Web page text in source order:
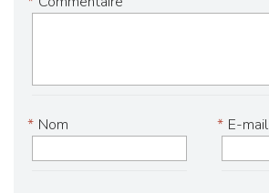
Nom
* E-mail
*